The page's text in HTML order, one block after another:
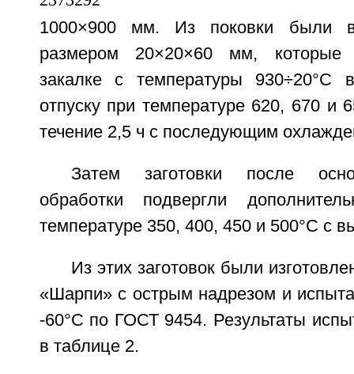
1000×900 мм. Из поковки были
размером 20×20×60 мм, которые
закалке с температуры
отпуску при температуре 620, 670 и
течение 2,5 ч с последующим
Затем заготовки после
обработки подвергли
температуре 350, 400, 450 и 500°С с
Из этих заготовок были
«Шарпи» с острым надрезом и
-60°С по ГОСТ 9454. Результаты
в таблице 2.